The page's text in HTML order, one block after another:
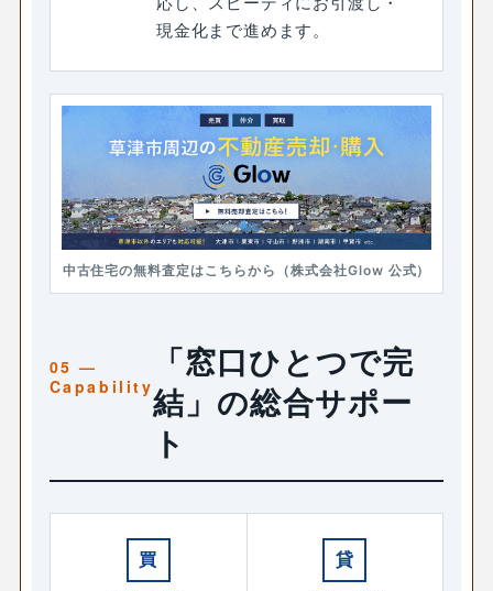
現金化まで進めます。
中古住宅の無料査定はこちらから（株式会社Glow 公式）
「窓口ひとつで完
結」の総合サポー
ト
買 貸